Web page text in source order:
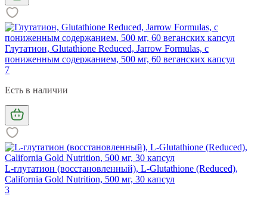
Глутатион, Glutathione Reduced, Jarrow Formulas, с
пониженным содержанием, 500 мг, 60 веганских капсул
7
Есть в наличии
L-глутатион (восстановленный), L-Glutathione (Reduced),
California Gold Nutrition, 500 мг, 30 капсул
3